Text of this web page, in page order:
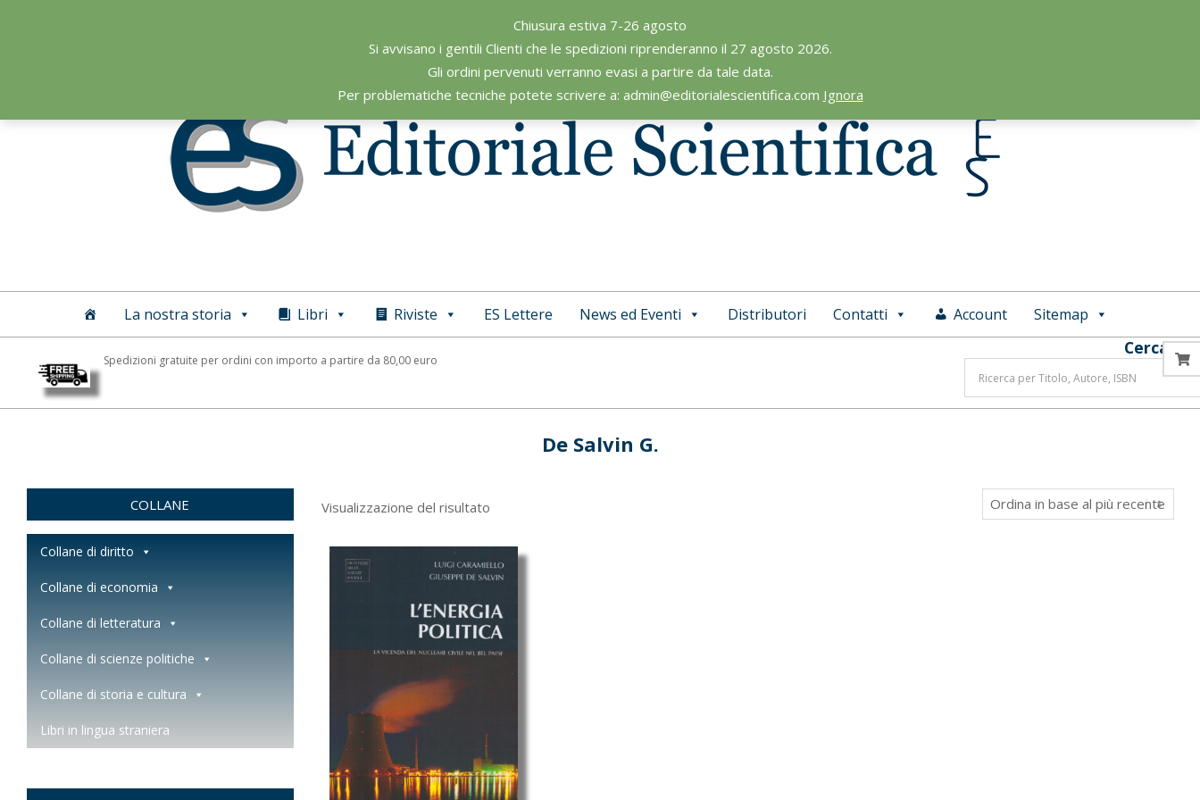
Chiusura estiva 7-26 agosto
Si avvisano i gentili Clienti che le spedizioni riprenderanno il 27 agosto 2026.
Gli ordini pervenuti verranno evasi a partire da tale data.
Per problematiche tecniche potete scrivere a: admin@editorialescientifica.com Ignora
Editoriale
Scientifica
Primary
La nostra storia Libri Riviste ES Lettere News ed Eventi Distributori Contatti Account Sitemap
Spedizioni gratuite per ordini con importo a partire da 80,00 euro
Cerca
De Salvin G.
Visualizzazione del risultato
COLLANE
Collane di diritto
Collane di economia
Collane di letteratura
Collane di scienze politiche
Collane di storia e cultura
Libri in lingua straniera